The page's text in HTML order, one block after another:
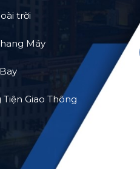
trời
Máy
Giao Thông